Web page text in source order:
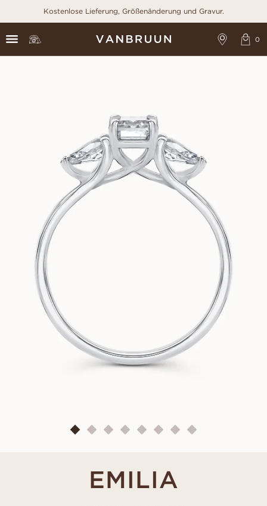
Kostenlose Lieferung, Größenänderung und Gravur.
EMILIA